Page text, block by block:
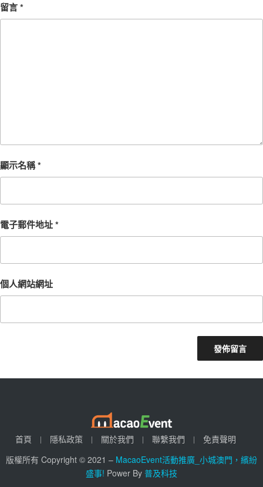
留言*
顯示名稱*
電子郵件地址*
個人網站網址
首頁 隱私政策 關於我們 聯繫我們
免責聲明
版權所有 Copyright © 2021 – MacaoEvent活動推廣_小城澳門，繽紛
盛事! Power By 普及科技